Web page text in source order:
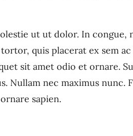
ut ut dolor. In congue,
quis placerat ex sem
sit amet odio et ornare.
Nullam nec maximus nunc.
sapien.